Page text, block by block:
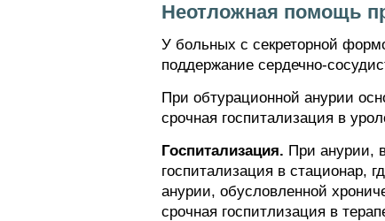
Неотложная помощь
У больных с секреторной
поддержание сердечно-
При обтурационной анурии
срочная госпитализация в
Госпитализация. При анурии,
госпитализация в стационар,
анурии, обусловленной
срочная госпитлизация в